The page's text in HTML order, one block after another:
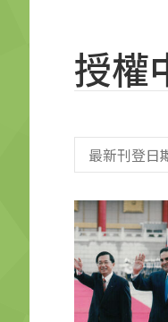
授權